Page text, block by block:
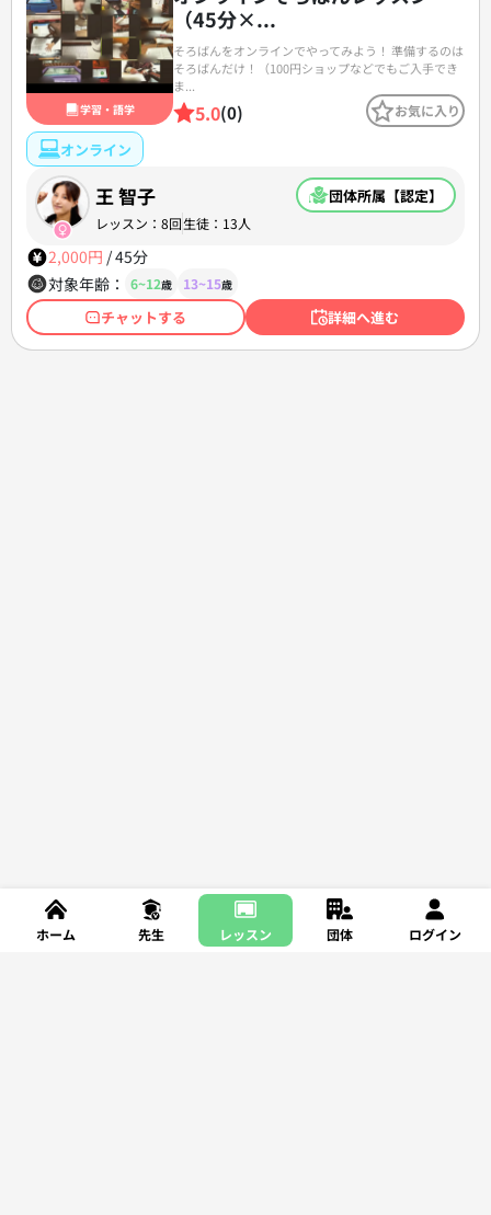
学習・語学
（45分×...
そろばんをオンラインでやってみよう！ 準備するのは
そろばんだけ！（100円ショップなどでもご入手でき
ま...
5.0(0) お気に入り
オンライン
王 智子 団体所属【認定】
レッスン：8回生徒：13人
2,000円 /45分
対象年齢：
6~12歳 13~15歳
チャットする 詳細へ進む
ホーム 先生 レッスン 団体 ログイン